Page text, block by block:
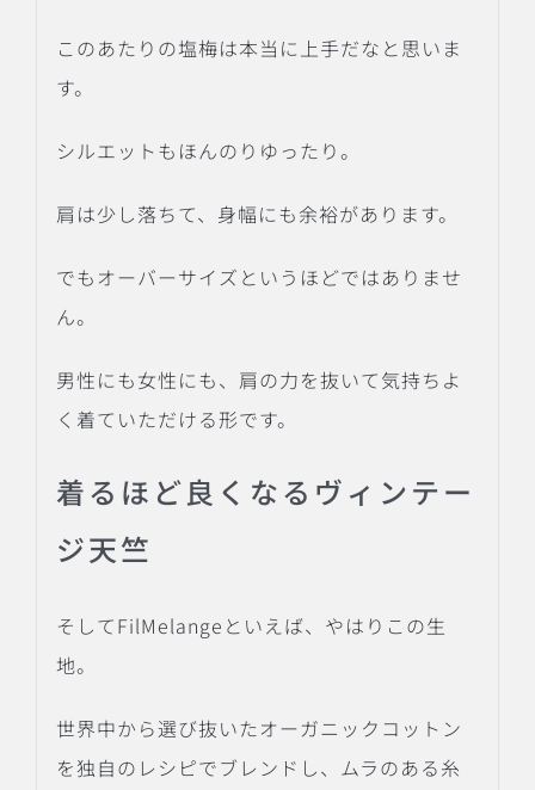
このあたりの塩梅は本当に上手だなと思いま
す。
シルエットもほんのりゆったり。
肩は少し落ちて、身幅にも余裕があります。
でもオーバーサイズというほどではありませ
ん。
男性にも女性にも、肩の力を抜いて気持ちよ
く着ていただける形です。
着るほど良くなるヴィンテー
ジ天竺
そしてFilMelangeといえば、やはりこの生
地。
世界中から選び抜いたオーガニックコットン
を独自のレシピでブレンドし、ムラのある糸